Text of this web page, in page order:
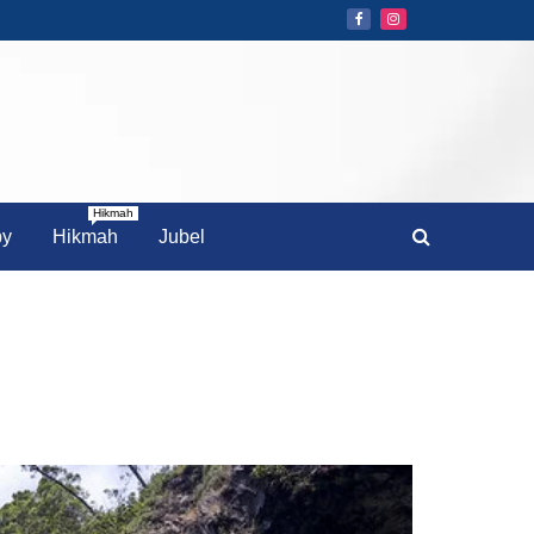
Hikmah
Hikmah
Jubel